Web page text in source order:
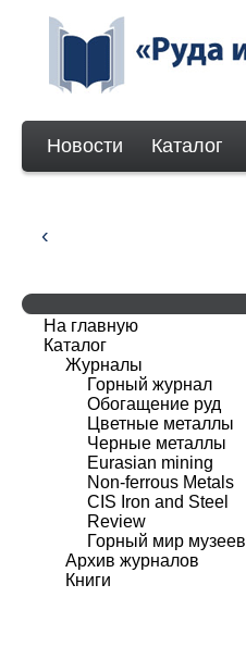
Новости Каталог
На главную
Каталог
Журналы
Горный журнал
Обогащение руд
Цветные металлы
Черные металлы
Eurasian mining
Non-ferrous Мetals
CIS Iron and Steel
Review
Горный мир музеев
Архив журналов
Книги